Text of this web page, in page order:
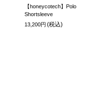
【honeycotech】Polo
Shortsleeve
13,200円 (税込)